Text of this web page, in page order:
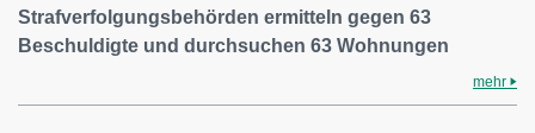
Strafverfolgungsbehörden ermitteln gegen 63
Beschuldigte und durchsuchen 63 Wohnungen
mehr